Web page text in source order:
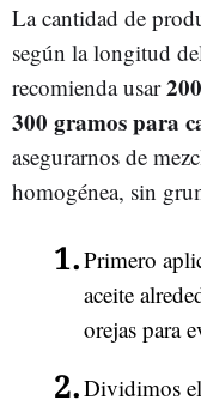
La cantidad de
según la longitud
recomienda usar
300 gramos para
asegurarnos de
homogénea, sin
Primero
aceite
orejas para
Dividimos